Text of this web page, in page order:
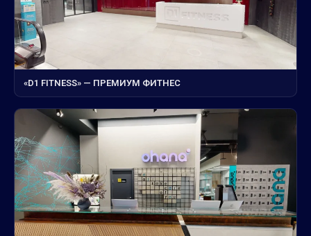
«D1 FITNESS» — ПРЕМИУМ ФИТНЕС